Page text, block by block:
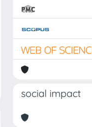
social impact